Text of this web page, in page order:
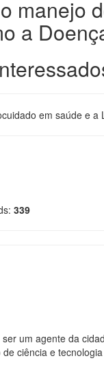
manejo
a
em saúde e a
339
um agente da
ciência e